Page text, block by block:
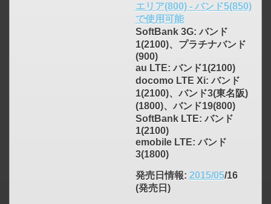
エリア(800) - バンド5(850)
で使用可能
SoftBank 3G: バンド
1(2100)、プラチナバンド
(900)
au LTE: バンド1(2100)
docomo LTE Xi: バンド
1(2100)、バンド3(東名阪)
(1800)、バンド19(800)
SoftBank LTE: バンド
1(2100)
emobile LTE: バンド
3(1800)
発売日情報: 2015/05/16
(発売日)
click to expand contents